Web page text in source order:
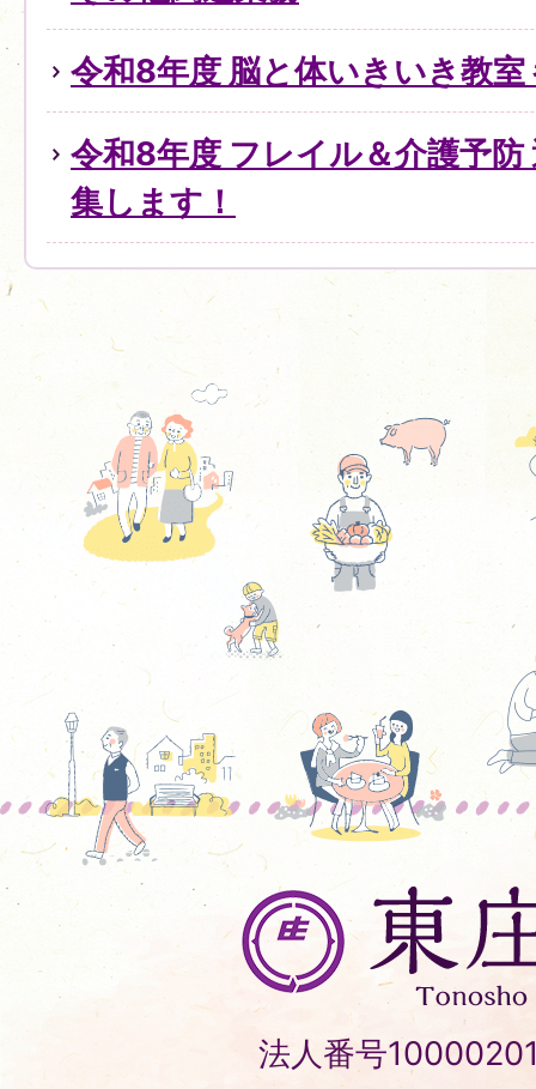
令和8年度 脳と体いきいき教室
令和8年度 フレイル＆介護予防
集します！
東
庄
町
Tonosho
Town
法人番号